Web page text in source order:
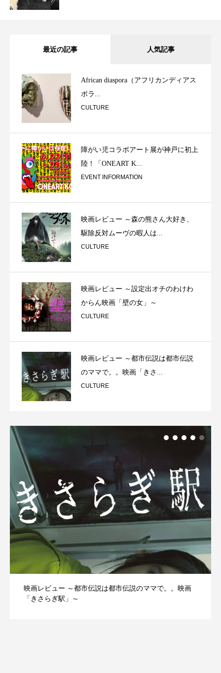
最近の記事 人気記事
African diaspora（アフリカンディアス
ポラ...
CULTURE
障がい児コラボアート展が神戸に初上
陸！「ONEART K...
EVENT INFORMATION
映画レビュー ～森の熊さん大好き、
駆除反対ムーヴの暇人は...
CULTURE
映画レビュー ～設定出オチのわけわ
からん映画「壁の女」～
CULTURE
映画レビュー ～都市伝説は都市伝説
のママで。。映画「きさ...
CULTURE
映画レビュー ～都市伝説は都市伝説のママで。。映画
「きさらぎ駅」～